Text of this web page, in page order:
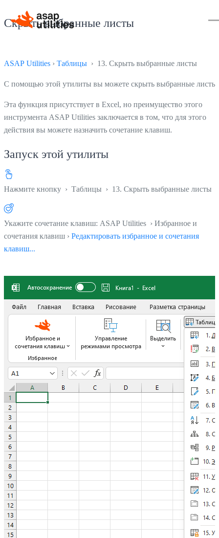
Скрыть выбранные листы
ASAP Utilities › Таблицы › 13. Скрыть выбранные листы
С помощью этой утилиты вы можете скрыть выбранные листы.
Эта функция присутствует в Excel, но преимущество этого
инструмента ASAP Utilities заключается в том, что для этого
действия вы можете назначить сочетание клавиш.
Запуск этой утилиты
Нажмите кнопку › Таблицы › 13. Скрыть выбранные листы
Укажите сочетание клавиш: ASAP Utilities › Избранное и
сочетания клавиш › Редактировать избранное и сочетания
клавиш...